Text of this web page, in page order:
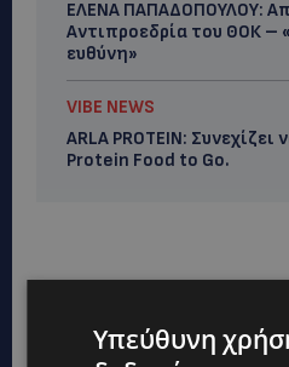
ΕΛΕΝΑ ΠΑΠΑΔΟΠΟΥΛΟΥ:
Αντιπροεδρία του ΘΟΚ –
ευθύνη»
VIBE NEWS
ARLA PROTEIN:
Protein Food to Go.
Υπεύθυνη